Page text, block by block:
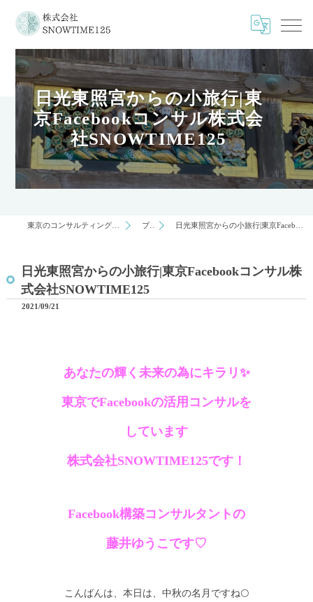
日光東照宮からの小旅行|東
京Facebookコンサル株式会
社SNOWTIME125
東京のコンサルティングは株式会社SNOWTIME125 ブログ 日光東照宮からの小旅行|東京Facebookコンサル株式会社SNOWTIME125
日光東照宮からの小旅行|東京Facebookコンサル株
式会社SNOWTIME125
2021/09/21
あなたの輝く未来の為にキラリ✨
東京でFacebookの活用コンサルを
しています
株式会社SNOWTIME125です！
Facebook構築コンサルタントの
藤井ゆうこです♡
こんばんは、本日は、中秋の名月ですね🌕